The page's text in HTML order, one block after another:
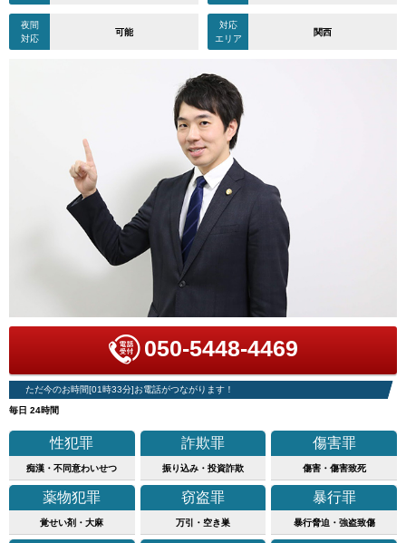
夜間
対応
可能
対応
エリア
関西
050-5448-4469
ただ今のお時間[01時33分]お電話がつながります！
毎日 24時間
性犯罪
痴漢・不同意わいせつ
詐欺罪
振り込み・投資詐欺
傷害罪
傷害・傷害致死
薬物犯罪
覚せい剤・大麻
窃盗罪
万引・空き巣
暴行罪
暴行脅迫・強盗致傷